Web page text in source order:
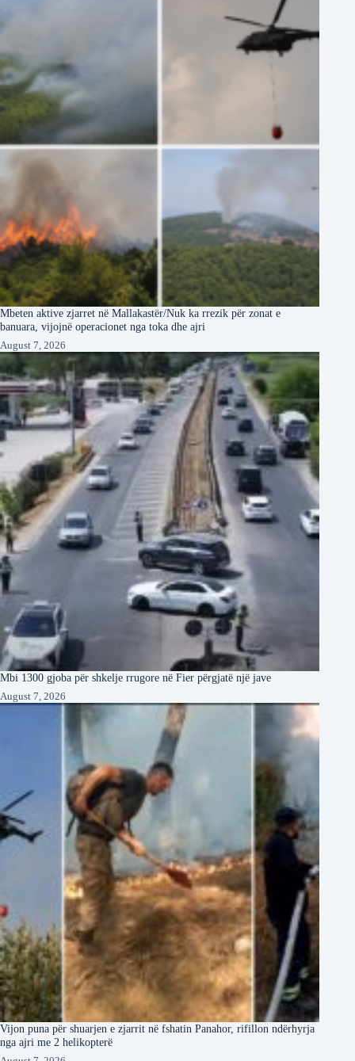
Mbeten aktive zjarret në Mallakastër/Nuk ka rrezik për zonat e
banuara, vijojnë operacionet nga toka dhe ajri
August 7, 2026
Mbi 1300 gjoba për shkelje rrugore në Fier përgjatë një jave
August 7, 2026
Vijon puna për shuarjen e zjarrit në fshatin Panahor, rifillon ndërhyrja
nga ajri me 2 helikopterë